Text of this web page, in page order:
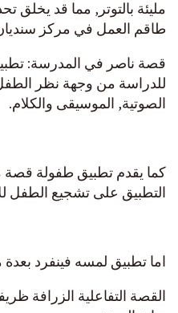
مليئة بالتوتر, مما قد يخلق
طاقم العمل في مركز
قصة ناصر في المدرسة:
للدراسة من وجهة نظر
الصوتية, الموسيقى والكلام.
كما يقدم تطبيق طفولة قصة
التطبيق على تشجيع الطفل
اما تطبيق لمسه فينفرد
القصة التفاعلية الزرافة